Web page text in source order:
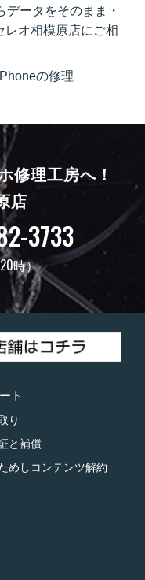
ータをそのまま・
レオ相模原店にご相
の修理
修理工房へ！
店
3733
時）
ト
り
と補償
めしコンテンツ解約